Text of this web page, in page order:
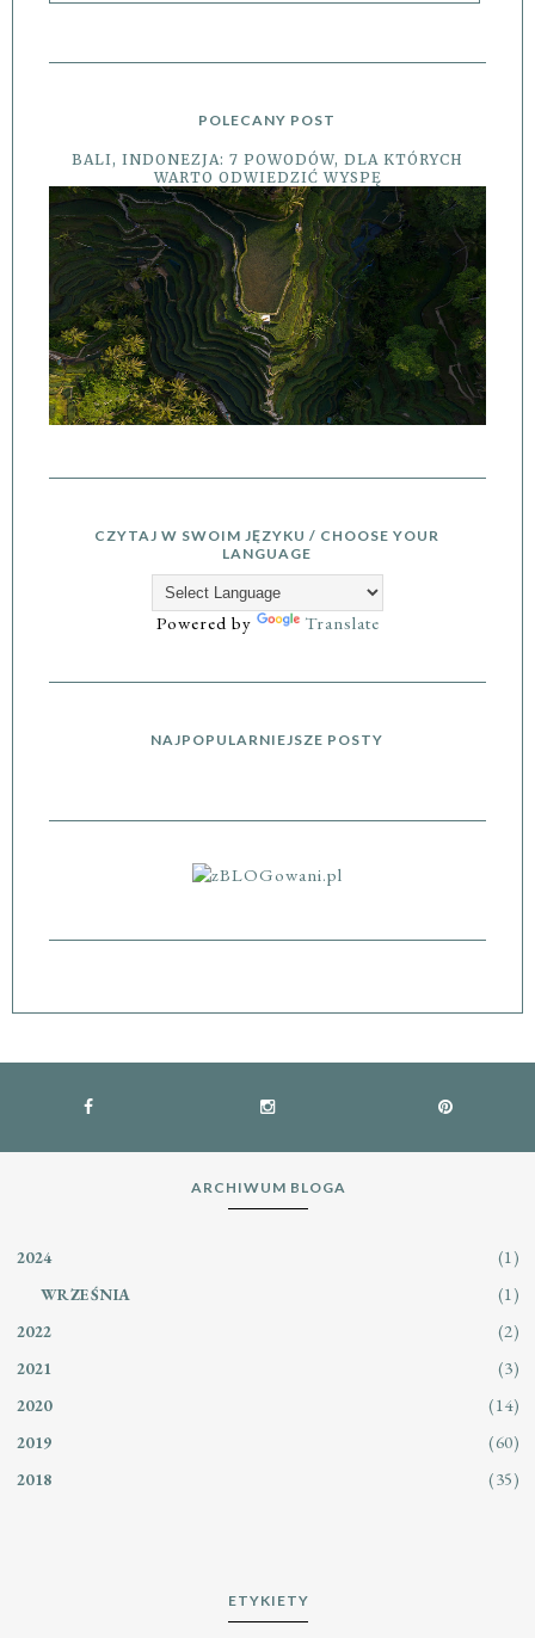
POLECANY POST
BALI, INDONEZJA: 7 POWODÓW, DLA KTÓRYCH
WARTO ODWIEDZIĆ WYSPĘ
CZYTAJ W SWOIM JĘZYKU / CHOOSE YOUR
LANGUAGE
Powered by Translate
NAJPOPULARNIEJSZE POSTY
ARCHIWUM BLOGA
2024 (1)
WRZEŚNIA (1)
2022 (2)
2021 (3)
2020 (14)
2019 (60)
2018 (35)
ETYKIETY